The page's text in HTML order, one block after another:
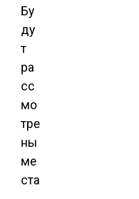
Бу
ду
т
ра
сс
мо
тре
ны
ме
ста